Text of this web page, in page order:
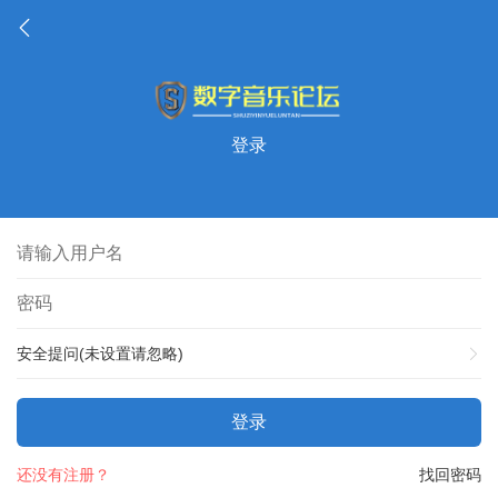
登录
安全提问(未设置请忽略)
登录
找回密码
还没有注册？